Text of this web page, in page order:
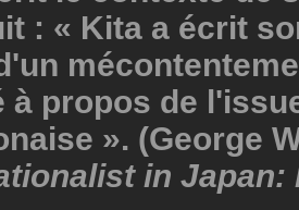
: « Kita a écrit
à propos de
». (George
in